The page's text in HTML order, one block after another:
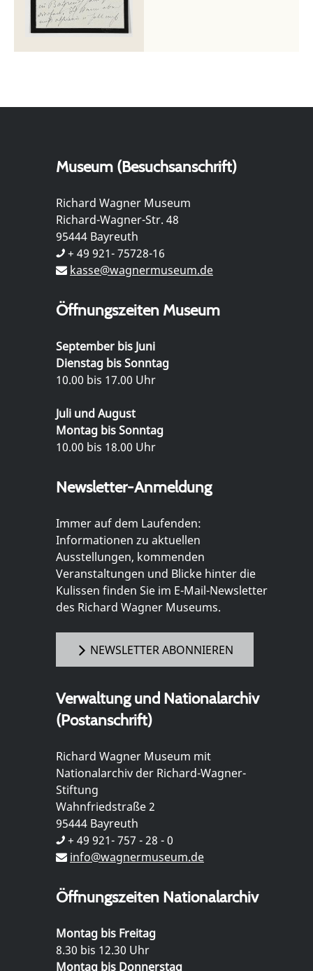
Museum (Besuchsanschrift)
Richard Wagner Museum
Richard-Wagner-Str. 48
95444 Bayreuth
+ 49 921- 75728-16
kasse@wagnermuseum.de
Öffnungszeiten Museum
September bis Juni
Dienstag bis Sonntag
10.00 bis 17.00 Uhr
Juli und August
Montag bis Sonntag
10.00 bis 18.00 Uhr
Newsletter-Anmeldung
Immer auf dem Laufenden:
Informationen zu aktuellen
Ausstellungen, kommenden
Veranstaltungen und Blicke hinter die
Kulissen finden Sie im E-Mail-Newsletter
des Richard Wagner Museums.
NEWSLETTER ABONNIEREN
Verwaltung und Nationalarchiv
(Postanschrift)
Richard Wagner Museum mit
Nationalarchiv der Richard-Wagner-
Stiftung
Wahnfriedstraße 2
95444 Bayreuth
+ 49 921- 757 - 28 - 0
info@wagnermuseum.de
Öffnungszeiten Nationalarchiv
Montag bis Freitag
8.30 bis 12.30 Uhr
Montag bis Donnerstag